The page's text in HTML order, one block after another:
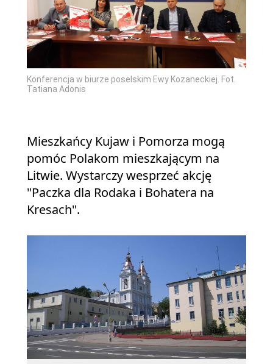
Konferencja w biurze poselskim Ewy Kozaneckiej. Fot.
Tatiana Adonis
Mieszkańcy Kujaw i Pomorza mogą
pomóc Polakom mieszkającym na
Litwie. Wystarczy wesprzeć akcję
"Paczka dla Rodaka i Bohatera na
Kresach".